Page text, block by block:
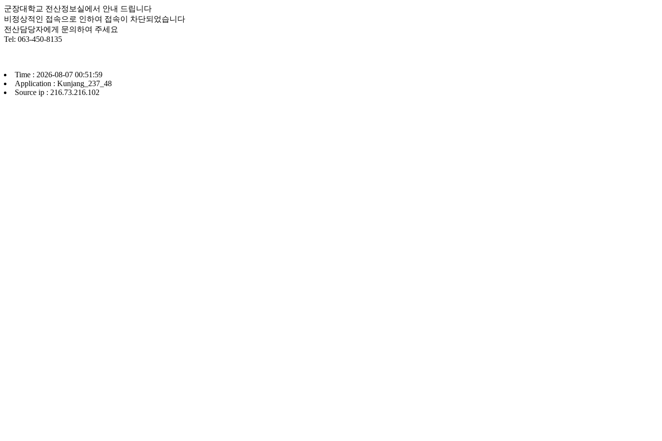
군장대학교 전산정보실에서 안내 드립니다
비정상적인 접속으로 인하여 접속이 차단되었습니다
전산담당자에게 문의하여 주세요
Tel: 063-450-8135
Time : 2026-08-07 00:51:59
Application : Kunjang_237_48
Source ip : 216.73.216.102